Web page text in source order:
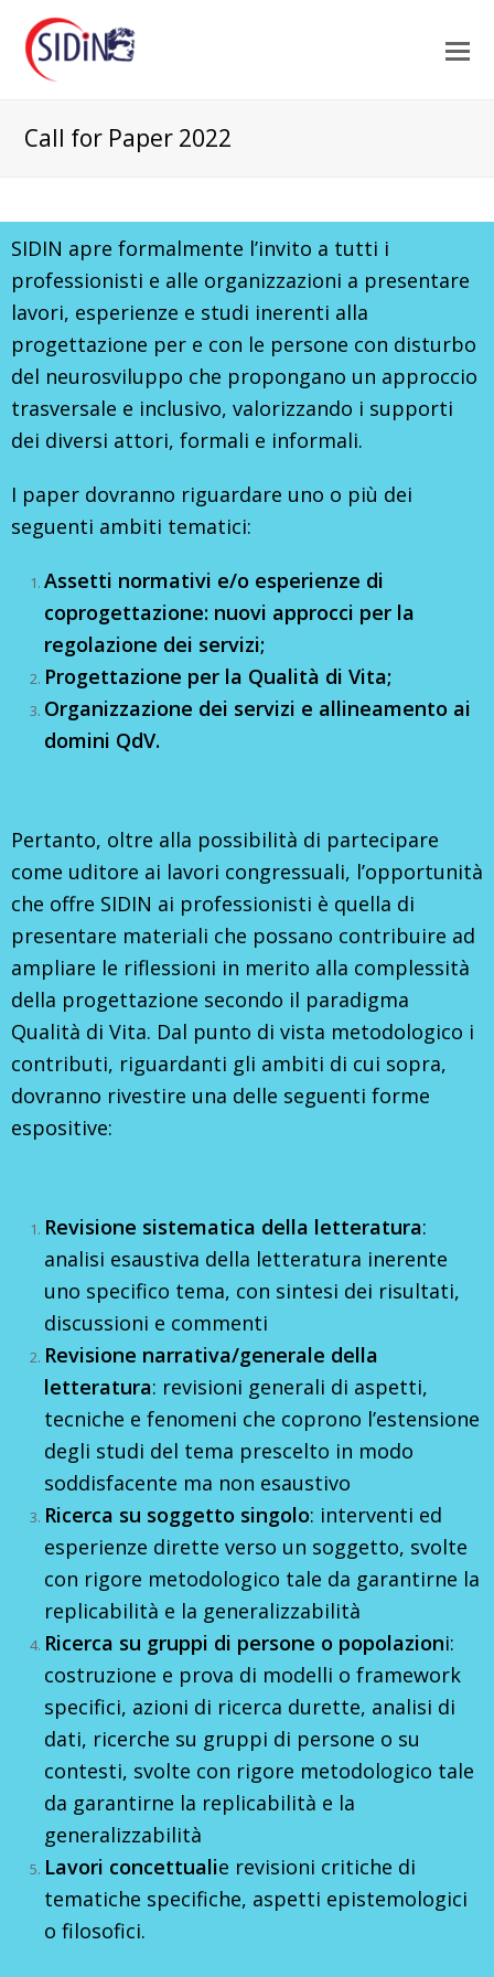
Call for Paper 2022
SIDIN apre formalmente l’invito a tutti i
professionisti e alle organizzazioni a presentare
lavori, esperienze e studi inerenti alla
progettazione per e con le persone con disturbo
del neurosviluppo che propongano un approccio
trasversale e inclusivo, valorizzando i supporti
dei diversi attori, formali e informali.
I paper dovranno riguardare uno o più dei
seguenti ambiti tematici:
Assetti normativi e/o esperienze di
coprogettazione: nuovi approcci per la
regolazione dei servizi;
Progettazione per la Qualità di Vita;
Organizzazione dei servizi e allineamento ai
domini QdV.
Pertanto, oltre alla possibilità di partecipare
come uditore ai lavori congressuali, l’opportunità
che offre SIDIN ai professionisti è quella di
presentare materiali che possano contribuire ad
ampliare le riflessioni in merito alla complessità
della progettazione secondo il paradigma
Qualità di Vita. Dal punto di vista metodologico i
contributi, riguardanti gli ambiti di cui sopra,
dovranno rivestire una delle seguenti forme
espositive:
Revisione sistematica della letteratura:
analisi esaustiva della letteratura inerente
uno specifico tema, con sintesi dei risultati,
discussioni e commenti
Revisione narrativa/generale della
letteratura: revisioni generali di aspetti,
tecniche e fenomeni che coprono l’estensione
degli studi del tema prescelto in modo
soddisfacente ma non esaustivo
Ricerca su soggetto singolo: interventi ed
esperienze dirette verso un soggetto, svolte
con rigore metodologico tale da garantirne la
replicabilità e la generalizzabilità
Ricerca su gruppi di persone o popolazioni:
costruzione e prova di modelli o framework
specifici, azioni di ricerca durette, analisi di
dati, ricerche su gruppi di persone o su
contesti, svolte con rigore metodologico tale
da garantirne la replicabilità e la
generalizzabilità
Lavori concettualie revisioni critiche di
tematiche specifiche, aspetti epistemologici
o filosofici.